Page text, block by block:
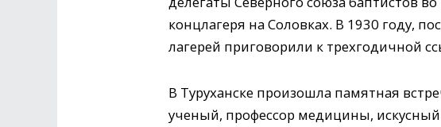
концлагеря на Соловках. В 1930 году,
лагерей приговорили к трехгодичной
В Туруханске произошла памятная
ученый, профессор медицины,